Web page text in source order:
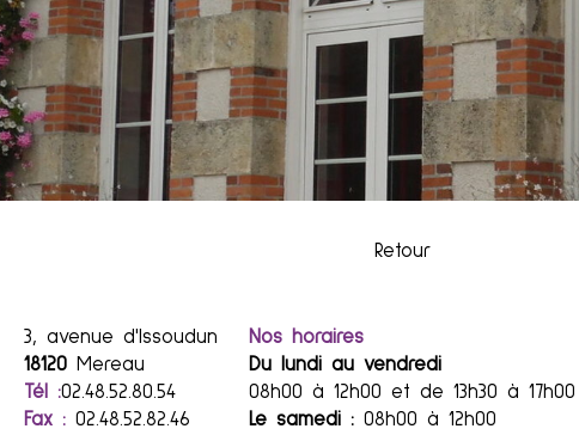
Retour
3, avenue d'Issoudun
18120 Mereau
Tél :02.48.52.80.54
Fax : 02.48.52.82.46
Nos horaires
Du lundi au vendredi
08h00 à 12h00 et de 13h30 à 17h00
Le samedi : 08h00 à 12h00